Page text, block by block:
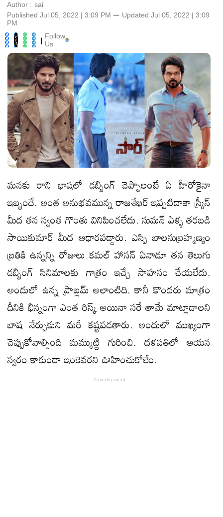
Author : sai
Published Jul 05, 2022 | 3:09 PM ⚊ Updated Jul 05, 2022 | 3:09
PM
| Follow
Us
మనకు రాని భాషలో డబ్బింగ్ చెప్పాలంటే ఏ హీరోకైనా
ఇబ్బందే. అంత అనుభవమున్న రాజశేఖర్ ఇప్పటిదాకా స్క్రీన్
మీద తన స్వంత గొంతు వినిపించలేదు. సుమన్ ఏళ్ళ తరబడి
సాయికుమార్ మీద ఆధారపడ్డారు. ఎస్పి బాలసుబ్రహ్మణ్యం
బ్రతికి ఉన్నన్ని రోజులు కమల్ హాసన్ ఏనాడూ తన తెలుగు
డబ్బింగ్ సినిమాలకు గాత్రం ఇచ్చే సాహసం చేయలేదు.
అందులో ఉన్న ప్రాబ్లమ్ అలాంటిది. కానీ కొందరు మాత్రం
దీనికి భిన్నంగా ఎంత రిస్క్ అయినా సరే తామే మాట్లాడాలని
బాష నేర్చుకుని మరీ కష్టపడతారు. అందులో ముఖ్యంగా
చెప్పుకోవాల్సింది మమ్ముట్టి గురించి. దళపతిలో ఆయన
స్వరం కాకుండా ఇంకెవరని ఊహించుకోలేం.